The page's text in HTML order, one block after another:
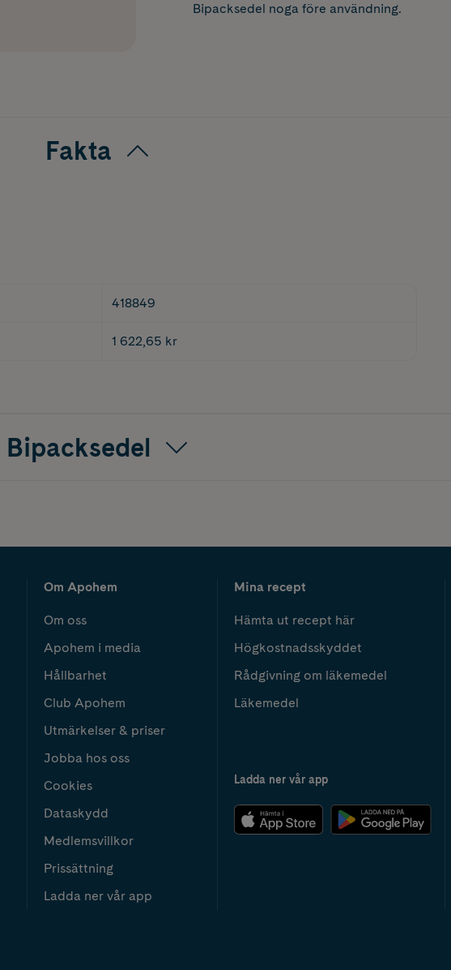
Bipacksedel noga före användning.
Fakta
418849
1 622,65 kr
Bipacksedel
Om Apohem
Om oss
Apohem i media
Hållbarhet
Club Apohem
Utmärkelser & priser
Jobba hos oss
Cookies
Dataskydd
Medlemsvillkor
Prissättning
Ladda ner vår app
Mina recept
Hämta ut recept här
Högkostnadsskyddet
Rådgivning om läkemedel
Läkemedel
Ladda ner vår app